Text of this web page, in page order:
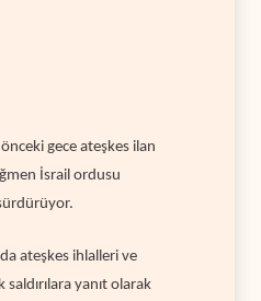
gece ateşkes ilan
İsrail ordusu
ateşkes ihlalleri ve
yanıt olarak